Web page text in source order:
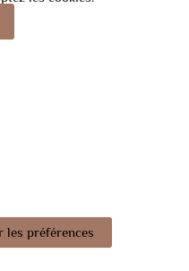
les préférences